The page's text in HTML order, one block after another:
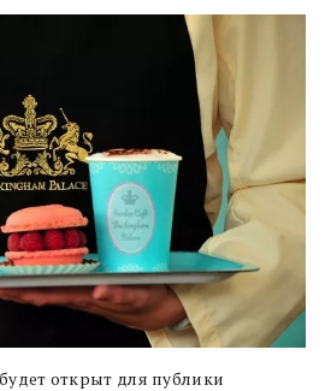
открыт для публики